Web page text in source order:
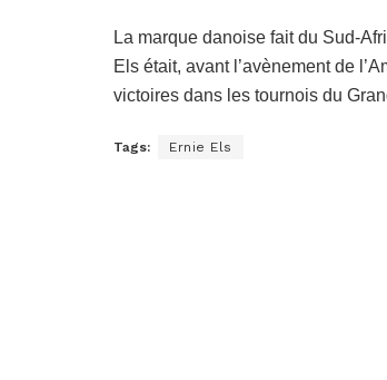
La marque danoise fait du Sud-
Els était, avant l’avènement de
victoires dans les tournois du
Tags: Ernie Els